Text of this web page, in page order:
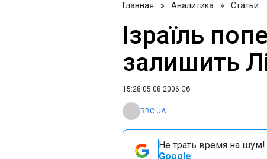
Главная » Аналитика » Статьи
Ізраїль
залишить
15:28 05.08.2006 Сб
RBC.UA
Не трать время на шум!
Google